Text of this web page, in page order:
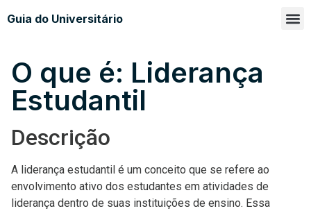
Guia do Universitário
O que é: Liderança
Estudantil
Descrição
A liderança estudantil é um conceito que se refere ao
envolvimento ativo dos estudantes em atividades de
liderança dentro de suas instituições de ensino. Essa